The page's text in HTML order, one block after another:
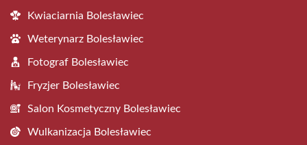
Kwiaciarnia Bolesławiec
Weterynarz Bolesławiec
Fotograf Bolesławiec
Fryzjer Bolesławiec
Salon Kosmetyczny Bolesławiec
Wulkanizacja Bolesławiec